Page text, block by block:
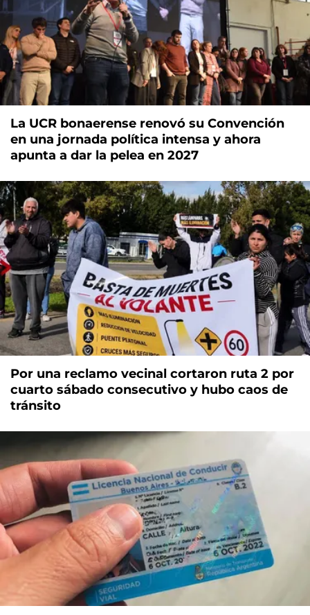
La UCR bonaerense renovó su Convención
en una jornada política intensa y ahora
apunta a dar la pelea en 2027
Por una reclamo vecinal cortaron ruta 2 por
cuarto sábado consecutivo y hubo caos de
tránsito